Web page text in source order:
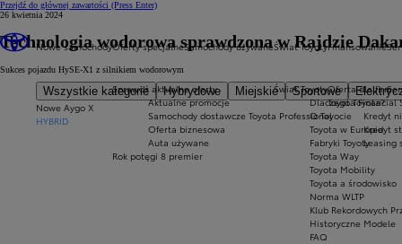
Przejdź do głównej zawartości (Press Enter)
Nowe samochody
Wszystkie kategorie Hybrydowe Miejskie Sportowe
Nowe Aygo X
HYBRID
Oferty specjalne
Sprawdź aktualne oferty
Aktualne promocje
Samochody dostawcze Toyota Professional
Oferta biznesowa
Auta używane
Rok potęgi 8 premier
Samochody używaneŚwiat Toyoty
Świat Toyoty
Dlaczego Toyota?
O Toyocie
Toyota w Europie
Fabryki Toyoty
Toyota Way
Toyota Mobility
Toyota a środowisko
Norma WLTP
Klub Rekordowych
Historyczne Modele
FAQ
Finansowanie
Oferta dla firm
Toyota Financial
Kredyt
Kredyt
Leasing
26 kwietnia 2024
Technologia wodorowa sprawdzona w Rajdzie
Sukces pojazdu HySE-X1 z silnikiem wodorowym